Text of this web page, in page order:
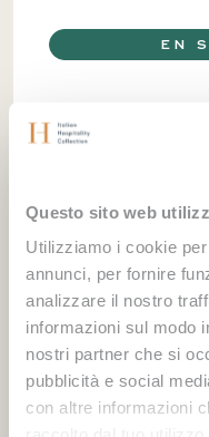
Questo sito web
Utilizziamo i cookie
annunci, per fornire
analizzare il nostro
informazioni sul modo
nostri partner che si
pubblicità e social
con altre informazioni
EN